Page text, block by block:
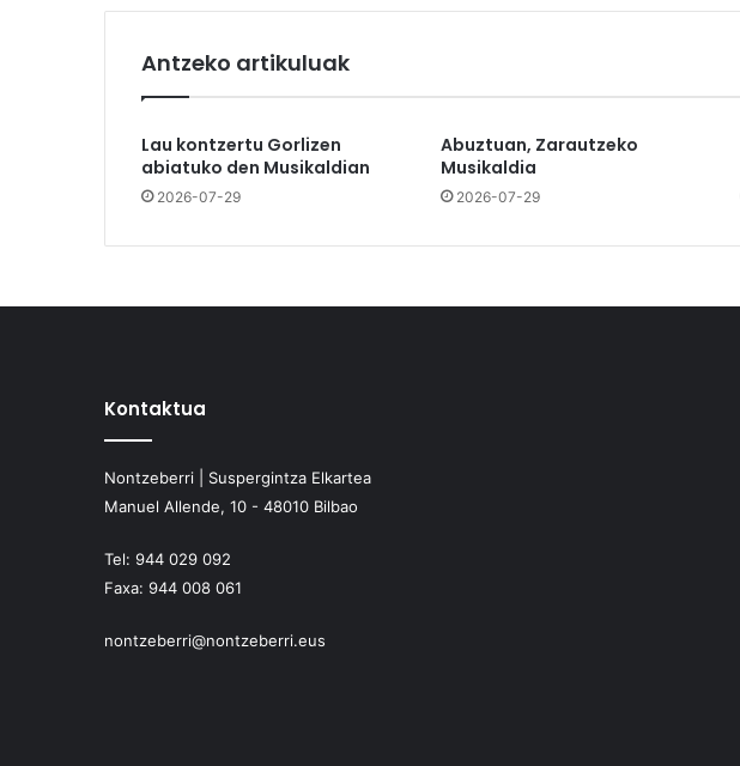
Antzeko artikuluak
Lau kontzertu Gorlizen
abiatuko den Musikaldian
2026-07-29
Abuztuan, Zarautzeko
Musikaldia
2026-07-29
Kontaktua
Nontzeberri | Suspergintza Elkartea
Manuel Allende, 10 - 48010 Bilbao
Tel: 944 029 092
Faxa: 944 008 061
nontzeberri@nontzeberri.eus